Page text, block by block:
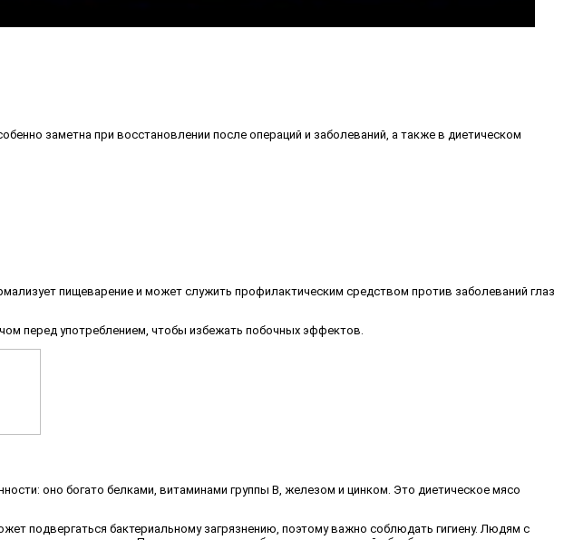
заметна при восстановлении после операций и заболеваний, а также в диетическом
пищеварение и может служить профилактическим средством против заболеваний глаз
перед употреблением, чтобы избежать побочных эффектов.
оно богато белками, витаминами группы B, железом и цинком. Это диетическое мясо
подвергаться бактериальному загрязнению, поэтому важно соблюдать гигиену. Людям с